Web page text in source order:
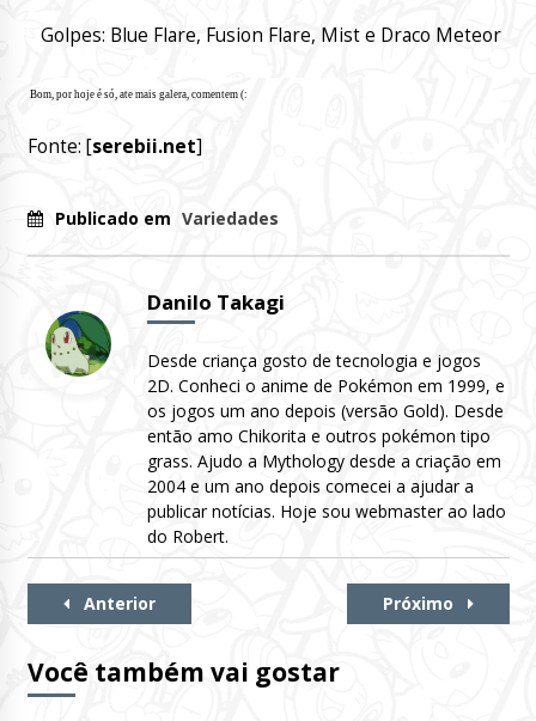
Golpes: Blue Flare, Fusion Flare, Mist e Draco Meteor
Bom, por hoje é só, ate mais galera, comentem (:
Fonte: [serebii.net]
Publicado em Variedades
Danilo Takagi
Desde criança gosto de tecnologia e jogos
2D. Conheci o anime de Pokémon em 1999, e
os jogos um ano depois (versão Gold). Desde
então amo Chikorita e outros pokémon tipo
grass. Ajudo a Mythology desde a criação em
2004 e um ano depois comecei a ajudar a
publicar notícias. Hoje sou webmaster ao lado
do Robert.
Continue
Anterior Próximo
Você também vai gostar